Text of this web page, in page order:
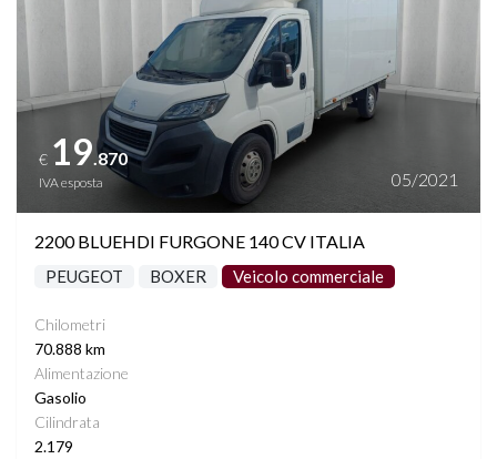
€ 19.870
IVA esposta 05/2021
2200 BLUEHDI FURGONE 140 CV ITALIA
PEUGEOT BOXER Veicolo commerciale
Chilometri
70.888 km
Alimentazione
Gasolio
Cilindrata
2.179